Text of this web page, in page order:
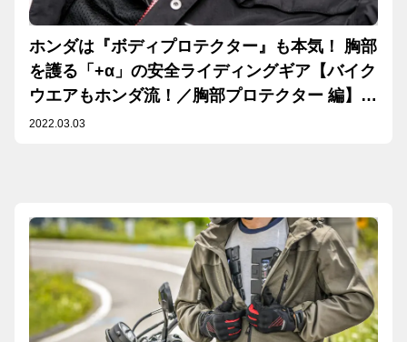
ホンダは『ボディプロテクター』も本気！ 胸部
を護る「+α」の安全ライディングギア【バイク
ウエアもホンダ流！／胸部プロテクター 編】
【Safety】
2022.03.03